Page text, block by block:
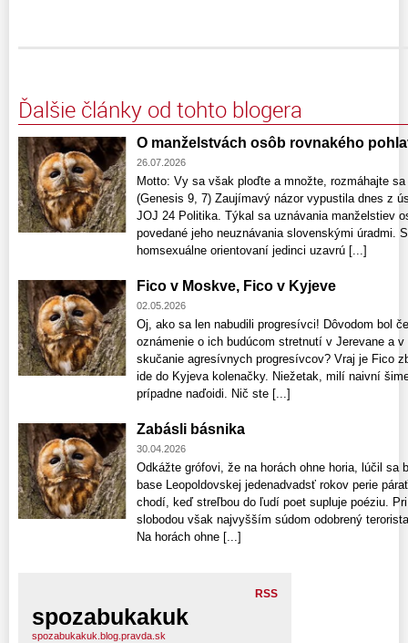
Ďalšie články od tohto blogera
O manželstvách osôb rovnakého
26.07.2026
Motto: Vy sa však ploďte a množte, rozmáhajte
(Genesis 9, 7) Zaujímavý názor vypustila dnes z
JOJ 24 Politika. Týkal sa uznávania manželstiev
povedané jeho neuznávania slovenskými úradmi.
homsexuálne orientovaní jedinci uzavrú [...]
Fico v Moskve, Fico v Kyjeve
02.05.2026
Oj, ako sa len nabudili progresívci! Dôvodom bol
oznámenie o ich budúcom stretnutí v Jerevane a
skučanie agresívnych progresívcov? Vraj je Fico
ide do Kyjeva kolenačky. Niežetak, milí naivní
prípadne naďoidi. Nič ste [...]
Zabásli básnika
30.04.2026
Odkážte grófovi, že na horách ohne horia, lúčil
base Leopoldovskej jedenadvadsť rokov perie
chodí, keď streľbou do ľudí poet supluje poéziu.
slobodou však najvyšším súdom odobrený
Na horách ohne [...]
RSS
spozabukakuk
spozabukakuk.blog.pravda.sk